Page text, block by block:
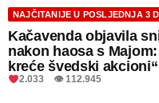
NAJČITANIJE U POSLJEDNJA 3
Kačavenda objavila
nakon haosa s
kreće švedski akcioni“
2.033 👁 112.945